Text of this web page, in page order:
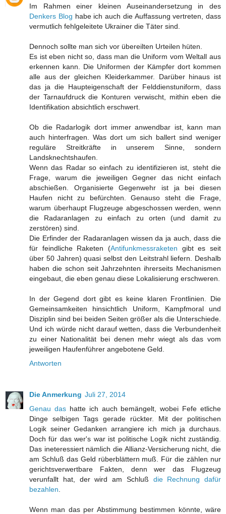
Im Rahmen einer kleinen Auseinandersetzung in des
Denkers Blog habe ich auch die Auffassung vertreten, dass
vermutlich fehlgeleitete Ukrainer die Täter sind.
Dennoch sollte man sich vor übereilten Urteilen hüten.
Es ist eben nicht so, dass man die Uniform vom Weltall aus
erkennen kann. Die Uniformen der Kämpfer dort kommen
alle aus der gleichen Kleiderkammer. Darüber hinaus ist
das ja die Haupteigenschaft der Felddienstuniform, dass
der Tarnaufdruck die Konturen verwischt, mithin eben die
Identifikation absichtlich erschwert.
Ob die Radarlogik dort immer anwendbar ist, kann man
auch hinterfragen. Was dort um sich ballert sind weniger
reguläre Streitkräfte in unserem Sinne, sondern
Landsknechtshaufen.
Wenn das Radar so einfach zu identifizieren ist, steht die
Frage, warum die jeweiligen Gegner das nicht einfach
abschießen. Organisierte Gegenwehr ist ja bei diesen
Haufen nicht zu befürchten. Genauso steht die Frage,
warum überhaupt Flugzeuge abgeschossen werden, wenn
die Radaranlagen zu einfach zu orten (und damit zu
zerstören) sind.
Die Erfinder der Radaranlagen wissen da ja auch, dass die
für feindliche Raketen (Antifunkmessraketen gibt es seit
über 50 Jahren) quasi selbst den Leitstrahl liefern. Deshalb
haben die schon seit Jahrzehnten ihrerseits Mechanismen
eingebaut, die eben genau diese Lokalisierung erschweren.
In der Gegend dort gibt es keine klaren Frontlinien. Die
Gemeinsamkeiten hinsichtlich Uniform, Kampfmoral und
Disziplin sind bei beiden Seiten größer als die Unterschiede.
Und ich würde nicht darauf wetten, dass die Verbundenheit
zu einer Nationalität bei denen mehr wiegt als das vom
jeweiligen Haufenführer angebotene Geld.
Antworten
Die Anmerkung Juli 27, 2014
Genau dashatte ich auch bemängelt, wobei Fefe etliche
Dinge selbigen Tags gerade rückter. Mit der politischen
Logik seiner Gedanken arrangiere ich mich ja durchaus.
Doch für das wer's war ist politische Logik nicht zuständig.
Das ineteressiert nämlich die Allianz-Versicherung nicht, die
am Schluß das Geld rüberblättern muß. Für die zählen nur
gerichtsverwertbare Fakten, denn wer das Flugzeug
verunfallt hat, der wird am Schluß die Rechnung dafür
bezahlen
Wenn man das per Abstimmung bestimmen könnte, wäre